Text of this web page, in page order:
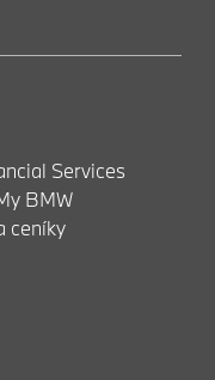
Services
BMW
ceníky